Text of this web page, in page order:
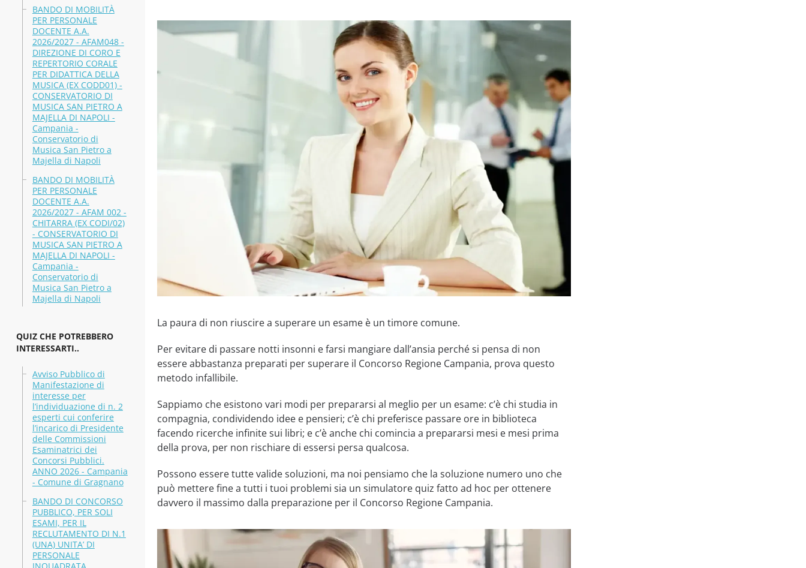
BANDO DI MOBILITÀ
PER PERSONALE
DOCENTE A.A.
2026/2027 - AFAM048 -
DIREZIONE DI CORO E
REPERTORIO CORALE
PER DIDATTICA DELLA
MUSICA (EX CODD01) -
CONSERVATORIO DI
MUSICA SAN PIETRO A
MAJELLA DI NAPOLI -
Campania -
Conservatorio di
Musica San Pietro a
Majella di Napoli
BANDO DI MOBILITÀ
PER PERSONALE
DOCENTE A.A.
2026/2027 - AFAM 002 -
CHITARRA (EX CODI/02)
- CONSERVATORIO DI
MUSICA SAN PIETRO A
MAJELLA DI NAPOLI -
Campania -
Conservatorio di
Musica San Pietro a
Majella di Napoli
QUIZ CHE POTREBBERO
INTERESSARTI..
Avviso Pubblico di
Manifestazione di
interesse per
l’individuazione di n. 2
esperti cui conferire
l’incarico di Presidente
delle Commissioni
Esaminatrici dei
Concorsi Pubblici.
ANNO 2026 - Campania
- Comune di Gragnano
BANDO DI CONCORSO
PUBBLICO, PER SOLI
ESAMI, PER IL
RECLUTAMENTO DI N.1
(UNA) UNITA’ DI
PERSONALE
La paura di non riuscire a superare un esame è un timore comune.
Per evitare di passare notti insonni e farsi mangiare dall’ansia perché si pensa di non
essere abbastanza preparati per superare il Concorso Regione Campania, prova questo
metodo infallibile.
Sappiamo che esistono vari modi per prepararsi al meglio per un esame: c’è chi studia in
compagnia, condividendo idee e pensieri; c’è chi preferisce passare ore in biblioteca
facendo ricerche infinite sui libri; e c’è anche chi comincia a prepararsi mesi e mesi prima
della prova, per non rischiare di essersi persa qualcosa.
Possono essere tutte valide soluzioni, ma noi pensiamo che la soluzione numero uno che
può mettere fine a tutti i tuoi problemi sia un simulatore quiz fatto ad hoc per ottenere
davvero il massimo dalla preparazione per il Concorso Regione Campania.